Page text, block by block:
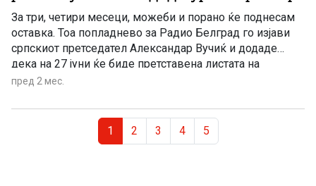
За три, четири месеци, можеби и порано ќе поднесам
оставка. Тоа попладнево за Радио Белград го изјави
српскиот претседател Александар Вучиќ и додаде
дека на 27 јуни ќе биде претставена листата на
владејачката СНС за претстојните парламентарни
пред 2 мес.
Current Page
1 Page
2 Page
3 Page
4 Page
5